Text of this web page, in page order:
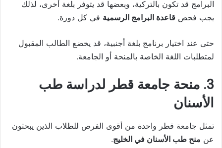
البرامج قد تكون بالتركية، وبعضها قد يتوفر بلغة أخرى، لذلك
يجب فحص قاعدة البرامج الرسمية في كل دورة.
حتى عند اختيار برنامج بلغة أجنبية، قد يخضع الطالب المقبول
لمتطلبات اللغة الخاصة بالمنحة أو الجامعة.
3. منحة جامعة قطر لدراسة طب
الأسنان
تمثل جامعة قطر واحدة من أقوى الفرص للطلاب الذين يبحثون
عن منح طب الأسنان في الخليج.